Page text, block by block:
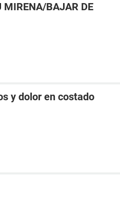
MIRENA/BAJAR DE
y dolor en costado